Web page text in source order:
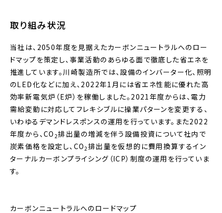
取り組み状況
当社は、2050年度を見据えたカーボンニュートラルへのロー
ドマップを策定し、事業活動のあらゆる面で徹底した省エネを
推進しています。川崎製造所では、設備のインバーター化、照明
のLED化などに加え、2022年1月には省エネ性能に優れた高
効率新電気炉（E炉）を稼働しました。2021年度からは、電力
需給変動に対応してフレキシブルに操業パターンを変更する、
いわゆるデマンドレスポンスの運用を行っています。また2022
年度から、CO 2排出量の増減を伴う設備投資について社内で
炭素価格を設定し、CO2 排出量を仮想的に費用換算するイン
ターナルカーボンプライシング（ICP）制度の運用を行っていま
す。
カーボンニュートラルへのロードマップ